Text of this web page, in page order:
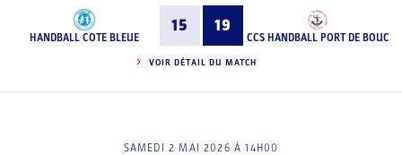
HANDBALL COTE BLEUE
15 19
CCS HANDBALL PORT DE BOUC
VOIR DÉTAIL DU MATCH
SAMEDI 2 MAI 2026 À 14H00